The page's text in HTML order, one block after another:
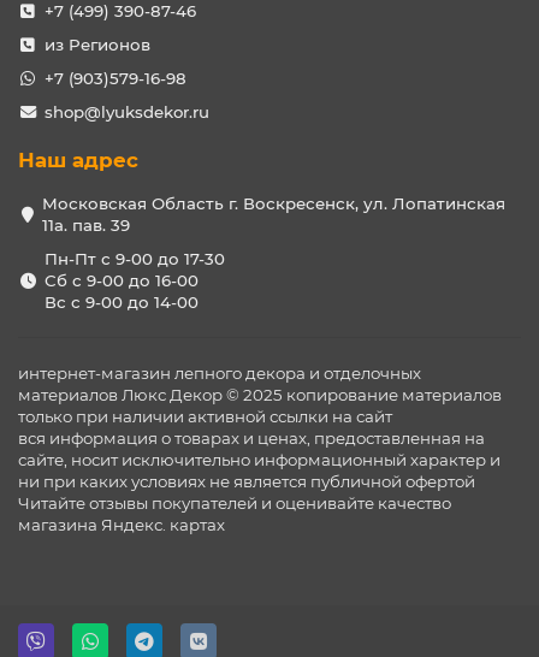
+7 (499) 390-87-46
из Регионов
+7 (903)579-16-98
shop@lyuksdekor.ru
Наш адрес
Московская Область г. Воскресенск, ул. Лопатинская
11а. пав. 39
Пн-Пт с 9-00 до 17-30
Сб с 9-00 до 16-00
Вс с 9-00 до 14-00
интернет-магазин лепного декора и отделочных
материалов Люкс Декор © 2025 копирование материалов
только при наличии активной ссылки на сайт
вся информация о товарах и ценах, предоставленная на
сайте, носит исключительно информационный характер и
ни при каких условиях не является публичной офертой
Читайте отзывы покупателей и оценивайте качество
магазина Яндекс. картах